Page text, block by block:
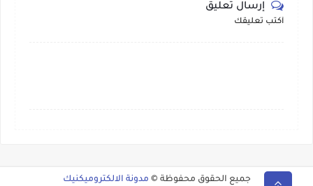
إرسال تعليق
أكتب تعليقك
جميع الحقوق محفوظة © مدونة الالكتروميكنيك